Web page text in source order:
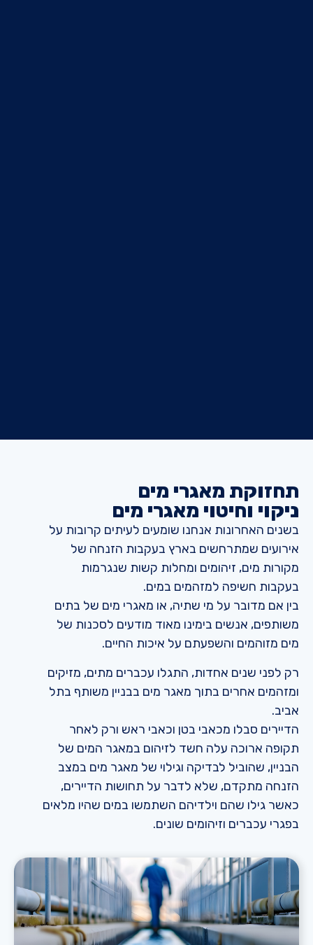
תחזוקת מאגרי מים
ניקוי וחיטוי מאגרי מים
בשנים האחרונות אנחנו שומעים לעיתים קרובות על
אירועים שמתרחשים בארץ בעקבות הזנחה של
מקורות מים, זיהומים ומחלות קשות שנגרמות
בעקבות חשיפה למזהמים במים.
בין אם מדובר על מי שתיה, או מאגרי מים של בתים
משותפים, אנשים בימינו מאוד מודעים לסכנות של
מים מזוהמים והשפעתם על איכות החיים.
רק לפני שנים אחדות, התגלו עכברים מתים, מזיקים
ומזהמים אחרים בתוך מאגר מים בבניין משותף בתל
אביב.
הדיירים סבלו מכאבי בטן וכאבי ראש ורק לאחר
תקופה ארוכה עלה חשד לזיהום במאגר המים של
הבניין, שהוביל לבדיקה וגילוי של מאגר מים במצב
הזנחה מתקדם, שלא לדבר על תחושות הדיירים,
כאשר גילו שהם וילדיהם השתמשו במים שהיו מלאים
בפגרי עכברים וזיהומים שונים.